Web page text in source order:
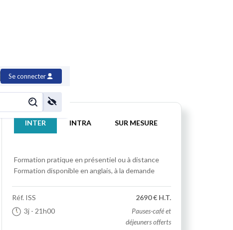
Se connecter
INTER INTRA SUR MESURE
Formation pratique en présentiel ou à distance
Formation disponible en anglais, à la demande
Réf. ISS
3j - 21h00
2690 € H.T.
Pauses-café et
déjeuners offerts